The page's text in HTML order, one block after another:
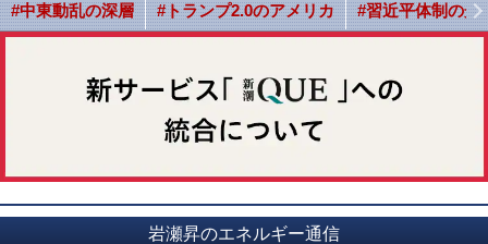
#中東動乱の深層 #トランプ2.0のアメリカ #習近平体制の光
岩瀬昇のエネルギー通信